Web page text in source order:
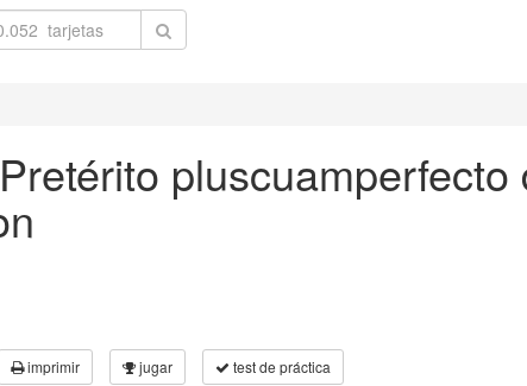
pluscuamperfecto
imprimir jugar test de práctica